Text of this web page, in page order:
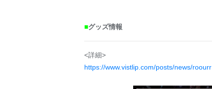
■グッズ情報
<詳細>
https://www.vistlip.com/posts/news/roourr